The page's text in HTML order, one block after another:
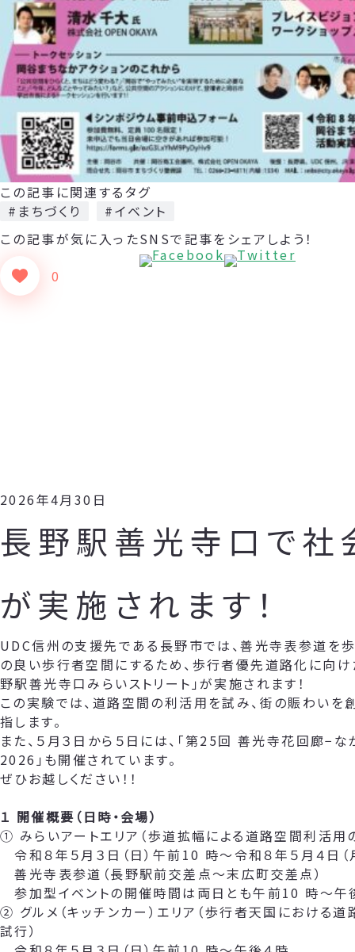
この記事に関連するタグ
#まちづくり
#イベント
この記事が気に入った
0
SNSで記事をシェアしよう！
2026年4月30日
長野駅善光寺口で社
が実施されます！
UDC信州の支援先である長野市では、善光寺表参道を歩
の良い歩行者空間にするため、歩行者優先道路化に向け
野駅善光寺口みらいストリート」が実施されます！
この実験では、道路空間の利活用を試み、街の賑わいを
指します。
また、５月３日から５日には、「第25回 善光寺花回廊−な
2026」も開催されています。
ぜひお越しください！！
１ 開催概要（日時・会場）
① みらいアートエリア（歩道拡幅による道路空間利活用
令和８年５月３日（日）午前10 時～令和８年５月４日（
善光寺表参道（長野駅前交差点～末広町交差点）
参加型イベントの開催時間は両日とも午前10 時～午
② グルメ（キッチンカー）エリア（歩行者天国における
試行）